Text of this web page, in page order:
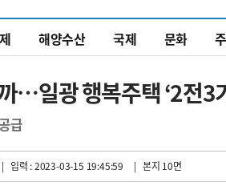
해양수산 국제 문화
…일광 행복주택 ‘2전3
급
| 입력 : 2023-03-15 19:45:59 | 본지 10면